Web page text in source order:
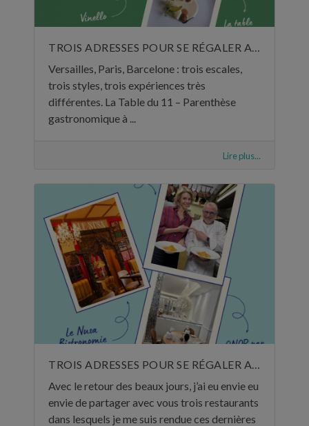
TROIS ADRESSES POUR SE RÉGALER AU MOIS DE JUIN
Versailles, Paris, Barcelone : trois escales,
trois styles, trois expériences très
différentes. La Table du 11 – Parenthèse
gastronomique à ...
Lire plus...
TROIS ADRESSES POUR SE RÉGALER AU MOIS DE MAI
Avec le retour des beaux jours, j’ai eu envie eu
envie de partager avec vous trois restaurants
dans lesquels je me suis rendue ces dernières